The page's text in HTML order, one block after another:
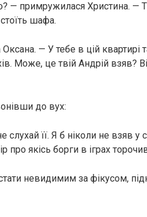
— примружилася Христина. —
шафа.
— У тебе в цій квартирі
Може, це твій Андрій взяв?
до вух:
її. Я б ніколи не взяв у
якісь борги в іграх
невидимим за фікусом,